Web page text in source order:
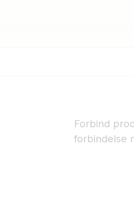
Forbind
forbindelse